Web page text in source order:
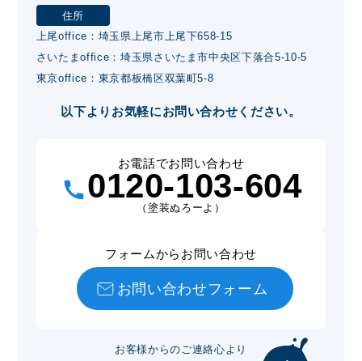
住所
上尾office：埼玉県上尾市上尾下658-15
さいたまoffice：埼玉県さいたま市中央区下落合5-10-5
東京office：東京都板橋区双葉町5-8
以下よりお気軽にお問い合わせください。
お電話でお問い合わせ
0120-103-604
（塗装ぬろーよ）
フォームからお問い合わせ
お問い合わせフォーム
お客様からのご連絡心より